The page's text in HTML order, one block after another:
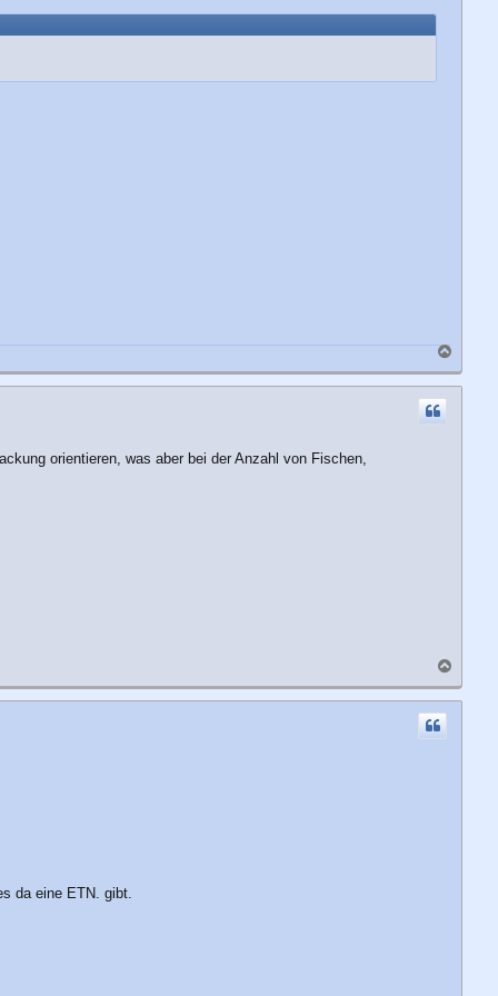
a
c
orientieren, was aber bei der Anzahl von Fischen,
a
c
da eine ETN. gibt.